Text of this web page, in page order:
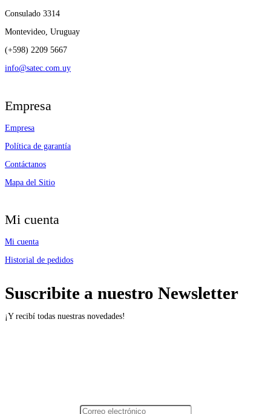
Consulado 3314
Montevideo, Uruguay
(+598) 2209 5667
info@satec.com.uy
Empresa
Empresa
Política de garantía
Contáctanos
Mapa del Sitio
Mi cuenta
Mi cuenta
Historial de pedidos
Suscribite a nuestro Newsletter
¡Y recibí todas nuestras novedades!